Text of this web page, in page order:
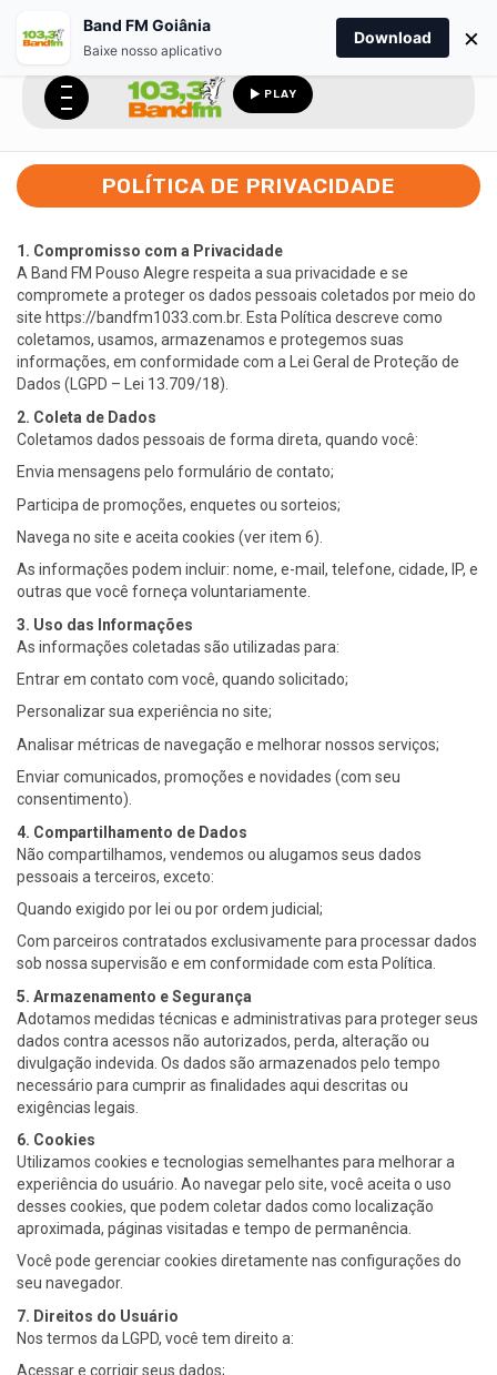
PLAY
POLÍTICA DE PRIVACIDADE
1. Compromisso com a Privacidade
A Band FM Pouso Alegre respeita a sua privacidade e se
compromete a proteger os dados pessoais coletados por meio do
site https://bandfm1033.com.br. Esta Política descreve como
coletamos, usamos, armazenamos e protegemos suas
informações, em conformidade com a Lei Geral de Proteção de
Dados (LGPD – Lei 13.709/18).
2. Coleta de Dados
Coletamos dados pessoais de forma direta, quando você:
Envia mensagens pelo formulário de contato;
Participa de promoções, enquetes ou sorteios;
Navega no site e aceita cookies (ver item 6).
As informações podem incluir: nome, e-mail, telefone, cidade, IP, e
outras que você forneça voluntariamente.
3. Uso das Informações
As informações coletadas são utilizadas para:
Entrar em contato com você, quando solicitado;
Personalizar sua experiência no site;
Analisar métricas de navegação e melhorar nossos serviços;
Enviar comunicados, promoções e novidades (com seu
consentimento).
4. Compartilhamento de Dados
Não compartilhamos, vendemos ou alugamos seus dados
pessoais a terceiros, exceto:
Quando exigido por lei ou por ordem judicial;
Com parceiros contratados exclusivamente para processar dados
sob nossa supervisão e em conformidade com esta Política.
5. Armazenamento e Segurança
Adotamos medidas técnicas e administrativas para proteger seus
dados contra acessos não autorizados, perda, alteração ou
divulgação indevida. Os dados são armazenados pelo tempo
necessário para cumprir as finalidades aqui descritas ou
exigências legais.
6. Cookies
Utilizamos cookies e tecnologias semelhantes para melhorar a
experiência do usuário. Ao navegar pelo site, você aceita o uso
desses cookies, que podem coletar dados como localização
aproximada, páginas visitadas e tempo de permanência.
Você pode gerenciar cookies diretamente nas configurações do
seu navegador.
7. Direitos do Usuário
Nos termos da LGPD, você tem direito a:
Acessar e corrigir seus dados;
Band FM Goiânia
Baixe nosso aplicativo
Download ×